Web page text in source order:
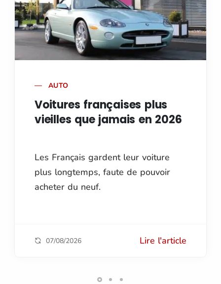
AUTO
Voitures françaises plus
vieilles que jamais en 2026
Les Français gardent leur voiture
plus longtemps, faute de pouvoir
acheter du neuf.
07/08/2026 Lire l'article